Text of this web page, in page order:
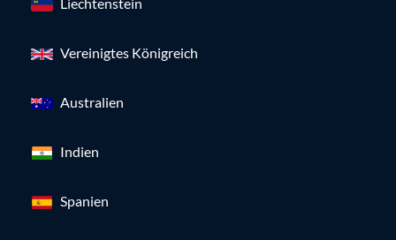
Vereinigtes Königreich
Australien
Indien
Spanien